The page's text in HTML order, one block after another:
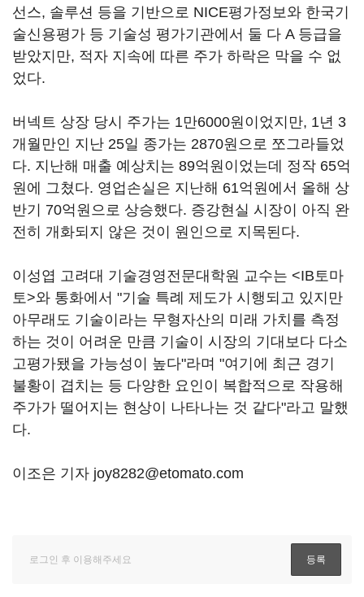
선스, 솔루션 등을 기반으로 NICE평가정보와 한국기
술신용평가 등 기술성 평가기관에서 둘 다 A 등급을
받았지만, 적자 지속에 따른 주가 하락은 막을 수 없
었다.
버넥트 상장 당시 주가는 1만6000원이었지만, 1년 3
개월만인 지난 25일 종가는 2870원으로 쪼그라들었
다. 지난해 매출 예상치는 89억원이었는데 정작 65억
원에 그쳤다. 영업손실은 지난해 61억원에서 올해 상
반기 70억원으로 상승했다. 증강현실 시장이 아직 완
전히 개화되지 않은 것이 원인으로 지목된다.
이성엽 고려대 기술경영전문대학원 교수는 <IB토마
토>와 통화에서 "기술 특례 제도가 시행되고 있지만
아무래도 기술이라는 무형자산의 미래 가치를 측정
하는 것이 어려운 만큼 기술이 시장의 기대보다 다소
고평가됐을 가능성이 높다"라며 "여기에 최근 경기
불황이 겹치는 등 다양한 요인이 복합적으로 작용해
주가가 떨어지는 현상이 나타나는 것 같다"라고 말했
다.
이조은 기자 joy8282@etomato.com